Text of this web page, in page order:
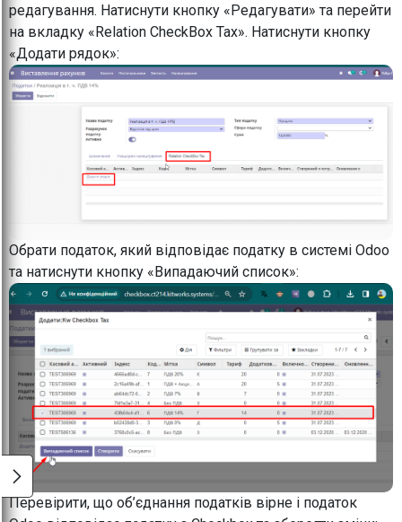
редагування. Натиснути кнопку «Редагувати» та перейти
на вкладку «Relation CheckBox Tax». Натиснути кнопку
«Додати рядок»:
Обрати податок, який відповідає податку в системі Odoo
та натиснути кнопку «Випадаючий список»:
Перевірити, що об’єднання податків вірне і податок